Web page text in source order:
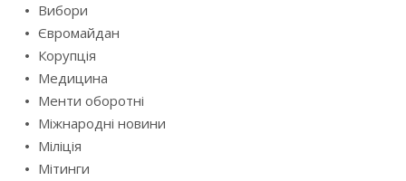
Вибори
Євромайдан
Корупція
Медицина
Менти оборотні
Міжнародні новини
Міліція
Мітинги